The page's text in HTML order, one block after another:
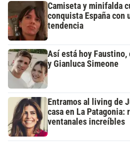
Camiseta y minifalda
conquista España con
tendencia
Así está hoy Faustino,
y Gianluca Simeone
Entramos al living de
casa en La Patagonia:
ventanales increíbles